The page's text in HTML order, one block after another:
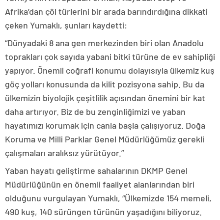
Afrika’dan çöl türlerini bir arada barındırdığına dikkati
çeken Yumaklı, şunları kaydetti:
“Dünyadaki 8 ana gen merkezinden biri olan Anadolu
toprakları çok sayıda yabani bitki türüne de ev sahipliği
yapıyor. Önemli coğrafi konumu dolayısıyla ülkemiz kuş
göç yolları konusunda da kilit pozisyona sahip. Bu da
ülkemizin biyolojik çeşitlilik açısından önemini bir kat
daha artırıyor. Biz de bu zenginliğimizi ve yaban
hayatımızı korumak için canla başla çalışıyoruz. Doğa
Koruma ve Milli Parklar Genel Müdürlüğümüz gerekli
çalışmaları aralıksız yürütüyor.”
Yaban hayatı geliştirme sahalarının DKMP Genel
Müdürlüğünün en önemli faaliyet alanlarından biri
olduğunu vurgulayan Yumaklı, “Ülkemizde 154 memeli,
490 kuş, 140 sürüngen türünün yaşadığını biliyoruz.